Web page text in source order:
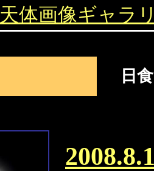
天体画像ギャラ
日